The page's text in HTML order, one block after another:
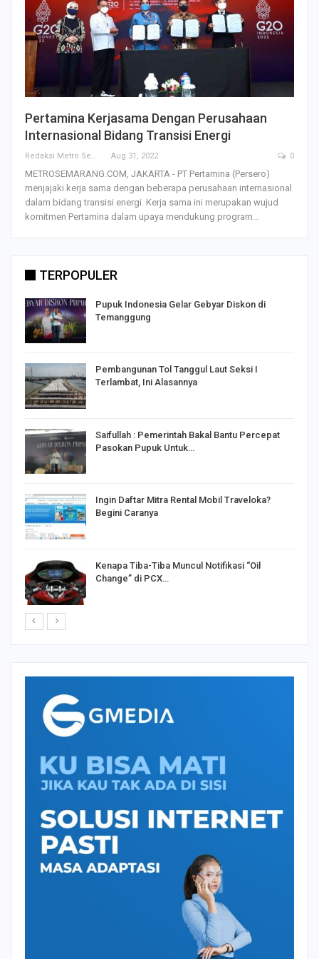
Pertamina Kerjasama Dengan Perusahaan
Internasional Bidang Transisi Energi
Aug 31, 2022 0
METROSEMARANG.COM, JAKARTA - PT Pertamina (Persero)
menjajaki kerja sama dengan beberapa perusahaan internasional
dalam bidang transisi energi. Kerja sama ini merupakan wujud
komitmen Pertamina dalam upaya mendukung program…
TERPOPULER
Pupuk Indonesia Gelar Gebyar Diskon di
Temanggung
Pembangunan Tol Tanggul Laut Seksi I
Terlambat, Ini Alasannya
Saifullah : Pemerintah Bakal Bantu Percepat
Pasokan Pupuk Untuk…
Ingin Daftar Mitra Rental Mobil Traveloka?
Begini Caranya
Kenapa Tiba-Tiba Muncul Notifikasi “Oil
Change” di PCX…